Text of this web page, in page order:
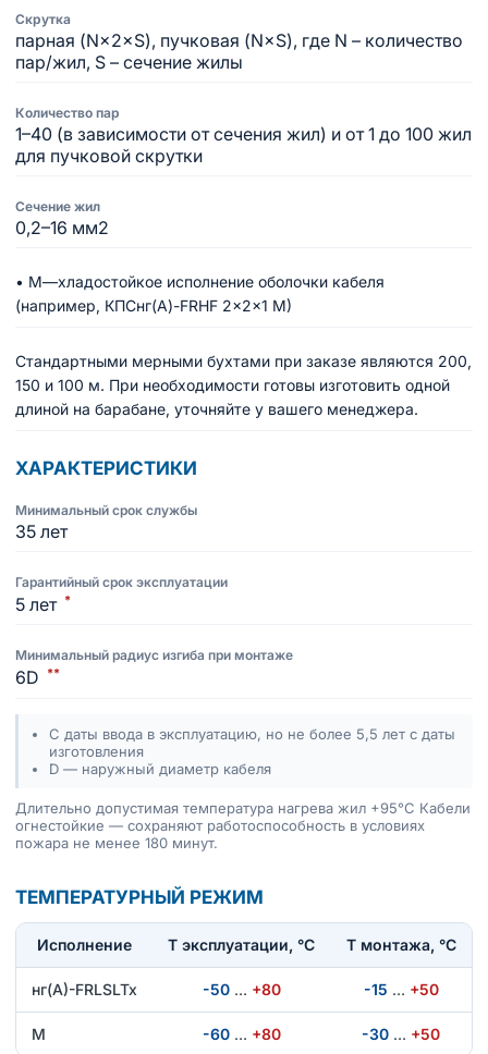
Скрутка
парная (N×2×S), пучковая (N×S), где N – количество
пар/жил, S – сечение жилы
Количество пар
1–40 (в зависимости от сечения жил) и от 1 до 100 жил
для пучковой скрутки
Сечение жил
0,2–16 мм2
• М—хладостойкое исполнение оболочки кабеля
(например, КПСнг(A)-FRHF 2×2×1 М)
Стандартными мерными бухтами при заказе являются 200,
150 и 100 м. При необходимости готовы изготовить одной
длиной на барабане, уточняйте у вашего менеджера.
ХАРАКТЕРИСТИКИ
Минимальный срок службы
35 лет
Гарантийный срок эксплуатации
5 лет *
Минимальный радиус изгиба при монтаже
6D **
С даты ввода в эксплуатацию, но не более 5,5 лет с даты
изготовления
D — наружный диаметр кабеля
Длительно допустимая температура нагрева жил +95°C Кабели
огнестойкие — сохраняют работоспособность в условиях
пожара не менее 180 минут.
ТЕМПЕРАТУРНЫЙ РЕЖИМ
Исполнение T эксплуатации, °С Т монтажа, °С
нг(А)-FRLSLTx -50 … +80 -15 … +50
М -60 … +80 -30 … +50